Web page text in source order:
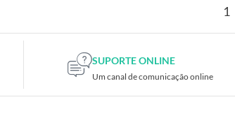
1
SUPORTE ONLINE
Um canal de comunicação online